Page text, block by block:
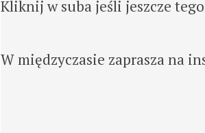
Kliknij w suba jeśli jeszcze
W międzyczasie zaprasza na